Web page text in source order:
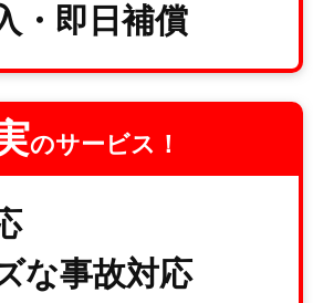
・即日補償
のサービス！
な事故対応